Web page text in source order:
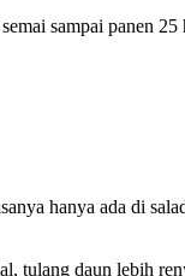
sampai panen
hanya ada di
tulang daun lebih